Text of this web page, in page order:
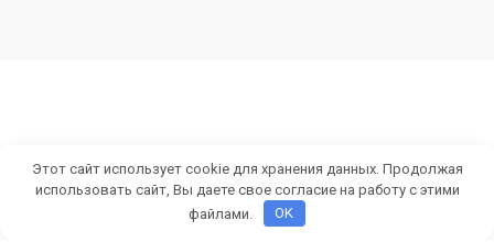
Этот сайт использует cookie для хранения данных. Продолжая
использовать сайт, Вы даете свое согласие на работу с этими
файлами.
OK